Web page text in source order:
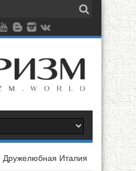
Дружелюбная Италия